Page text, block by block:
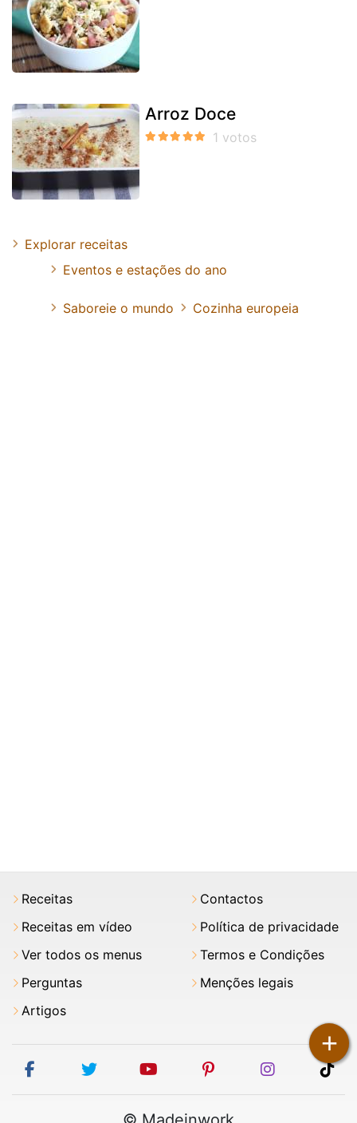
+
Arroz Doce
Explorar receitas
Eventos e estações do ano
Saboreie o mundo Cozinha europeia
Receitas
Receitas em vídeo
Ver todos os menus
Perguntas
Artigos
Contactos
Política de privacidade
Termos e Condições
Menções legais
facebooktwitter youtubepinterestinstagram